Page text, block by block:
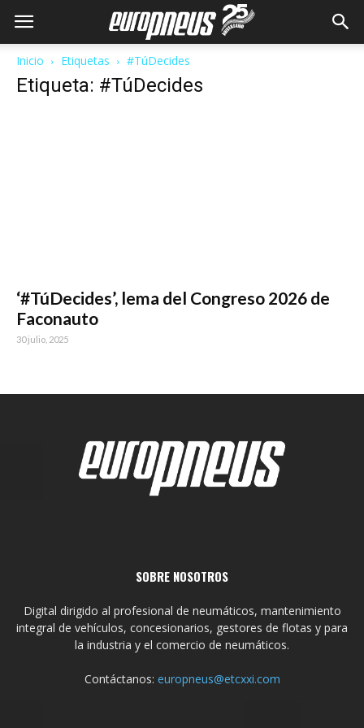
Inicio Etiquetas #TúDecides
Etiqueta: #TúDecides
‘#TúDecides’, lema del Congreso 2026 de
Faconauto
30 julio, 2025
SOBRE NOSOTROS
Digital dirigido al profesional de neumáticos, mantenimiento
integral de vehículos, concesionarios, gestores de flotas y para
la industria y el comercio de neumáticos.
Contáctanos: europneus@etcxxi.com